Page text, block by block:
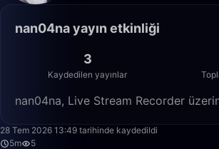
nan04na yayın etkinliği
3
Kaydedilen yayınlar
nan04na, Live Stream Recorder
28 Tem 2026 13:49 tarihinde kaydedildi
5m
5